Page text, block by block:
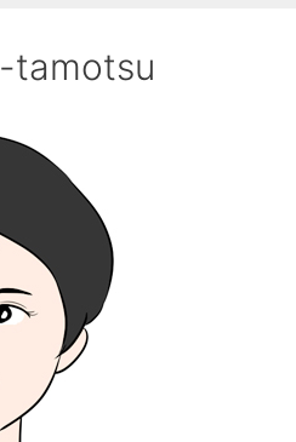
tamotsu